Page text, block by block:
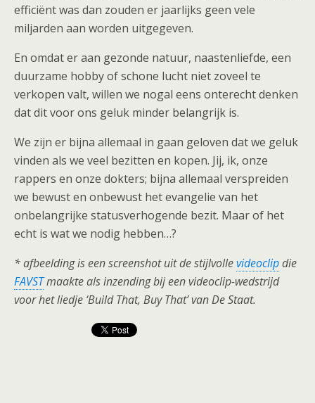
efficiënt was dan zouden er jaarlijks geen vele
miljarden aan worden uitgegeven.
En omdat er aan gezonde natuur, naastenliefde, een
duurzame hobby of schone lucht niet zoveel te
verkopen valt, willen we nogal eens onterecht denken
dat dit voor ons geluk minder belangrijk is.
We zijn er bijna allemaal in gaan geloven dat we geluk
vinden als we veel bezitten en kopen. Jij, ik, onze
rappers en onze dokters; bijna allemaal verspreiden
we bewust en onbewust het evangelie van het
onbelangrijke statusverhogende bezit. Maar of het
echt is wat we nodig hebben…?
* afbeelding is een screenshot uit de stijlvollevideoclipdie
FAVSTmaakte als inzending bij een videoclip-wedstrijd
voor het liedje ‘Build That, Buy That’ van De Staat.